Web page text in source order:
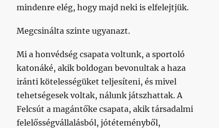
mindenre elég, hogy majd neki is elfelejtjük.
Megcsinálta szinte ugyanazt.
Mi a honvédség csapata voltunk, a sportoló
katonáké, akik boldogan bevonultak a haza
iránti kötelességüket teljesíteni, és mivel
tehetségesek voltak, nálunk játszhattak. A
Felcsút a magántőke csapata, akik társadalmi
felelősségvállalásból, jótéteményből,